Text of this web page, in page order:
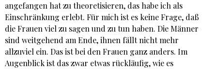
angefangen hat zu theoretisieren, das habe ich als
Einschränkung erlebt. Für mich ist es keine Frage, daß
die Frauen viel zu sagen und zu tun haben. Die Männer
sind weitgehend am Ende, ihnen fällt nicht mehr
allzuviel ein. Das ist bei den Frauen ganz anders. Im
Augenblick ist das zwar etwas rückläufig, wie es